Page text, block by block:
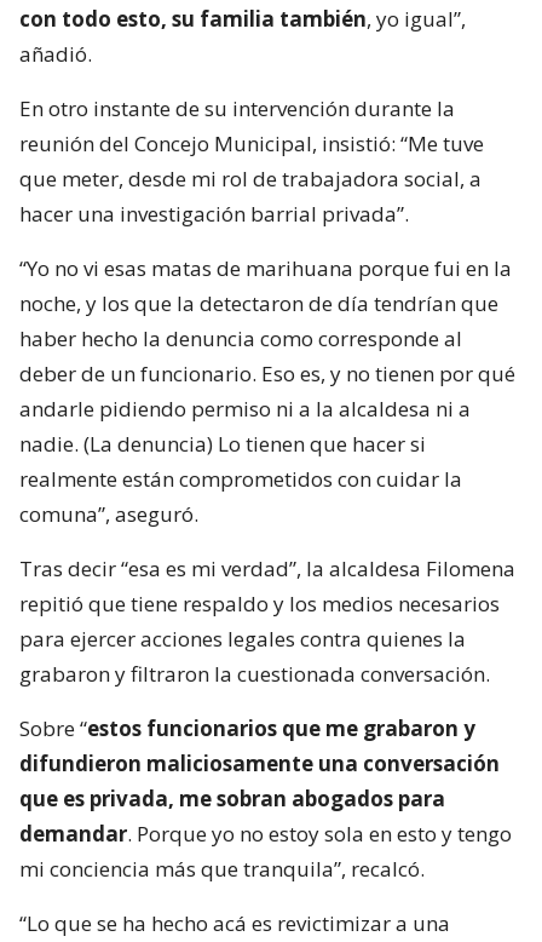
con todo esto, su familia también, yo igual”,
añadió.
En otro instante de su intervención durante la
reunión del Concejo Municipal, insistió: “Me tuve
que meter, desde mi rol de trabajadora social, a
hacer una investigación barrial privada”.
“Yo no vi esas matas de marihuana porque fui en la
noche, y los que la detectaron de día tendrían que
haber hecho la denuncia como corresponde al
deber de un funcionario. Eso es, y no tienen por qué
andarle pidiendo permiso ni a la alcaldesa ni a
nadie. (La denuncia) Lo tienen que hacer si
realmente están comprometidos con cuidar la
comuna”, aseguró.
Tras decir “esa es mi verdad”, la alcaldesa Filomena
repitió que tiene respaldo y los medios necesarios
para ejercer acciones legales contra quienes la
grabaron y filtraron la cuestionada conversación.
Sobre “estos funcionarios que me grabaron y
difundieron maliciosamente una conversación
que es privada, me sobran abogados para
demandar. Porque yo no estoy sola en esto y tengo
mi conciencia más que tranquila”, recalcó.
“Lo que se ha hecho acá es revictimizar a una